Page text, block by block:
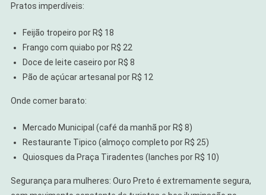
Pratos imperdíveis:
Feijão tropeiro por R$ 18
Frango com quiabo por R$ 22
Doce de leite caseiro por R$ 8
Pão de açúcar artesanal por R$ 12
Onde comer barato:
Mercado Municipal (café da manhã por R$ 8)
Restaurante Tipico (almoço completo por R$ 25)
Quiosques da Praça Tiradentes (lanches por R$ 10)
Segurança para mulheres: Ouro Preto é extremamente segura,